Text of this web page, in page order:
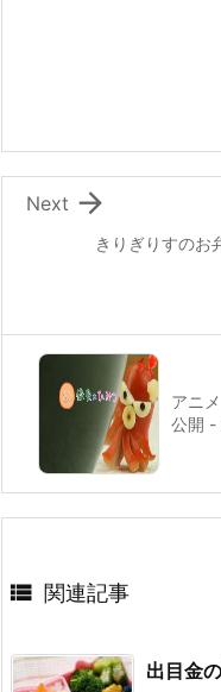
k
きりぎりすのお

Next
アニ
公開 -
 関連記事
出目金